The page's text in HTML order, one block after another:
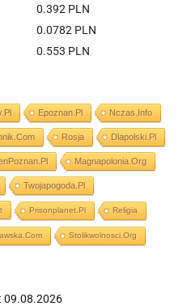
0.392 PLN
0.0782 PLN
0.553 PLN
Epoznan.pl Nczas.info
Rosja Dlapolski.pl
Magnapolonia.org
Twojapogoda.pl
Prisonplanet.pl Religia
Stolikwolnosci.org
09.08.2026